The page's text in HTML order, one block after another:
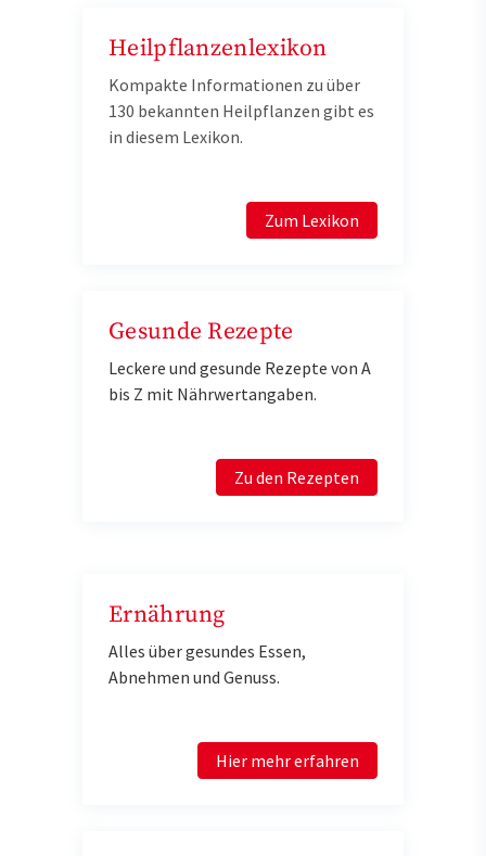
Heilpflanzenlexikon
Kompakte Informationen zu über
130 bekannten Heilpflanzen gibt es
in diesem Lexikon.
Zum Lexikon
Gesunde Rezepte
Leckere und gesunde Rezepte von A
bis Z mit Nährwertangaben.
Zu den Rezepten
Ernährung
Alles über gesundes Essen,
Abnehmen und Genuss.
Hier mehr erfahren